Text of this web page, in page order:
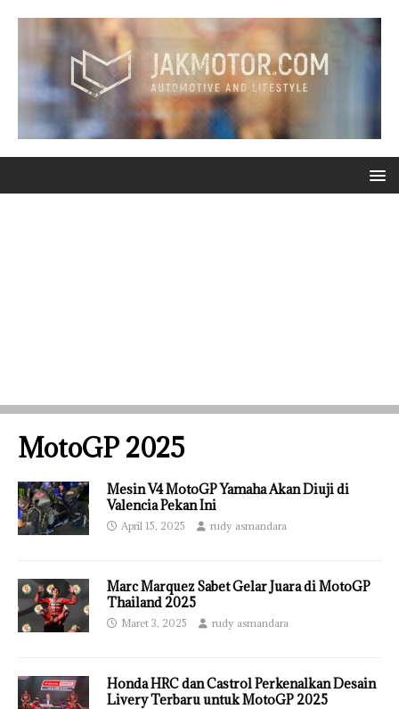
MotoGP 2025
Mesin V4 MotoGP Yamaha Akan Diuji di
Valencia Pekan Ini
April 15, 2025 rudy asmandara
Marc Marquez Sabet Gelar Juara di MotoGP
Thailand 2025
Maret 3, 2025 rudy asmandara
Honda HRC dan Castrol Perkenalkan Desain
Livery Terbaru untuk MotoGP 2025